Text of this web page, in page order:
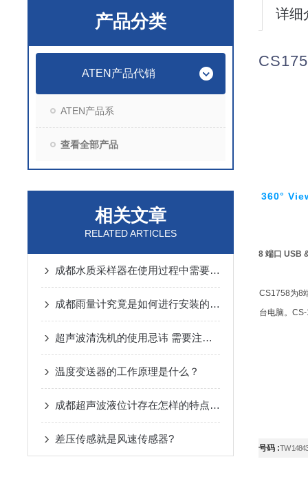
产品分类
ATEN产品代销
ATEN产品系
查看全部产品
相关文章
RELATED ARTICLES
成都水质采样器在使用过程中需要留意以下几点
成都雨量计究竟是如何进行安装的呢？
超声波清洗机的使用忌讳 需要注意什么
温度变送器的工作原理是什么？
成都超声波液位计存在怎样的特点呢？
差压传感就是风速传感器?
详细
CS
360°
8 端口 USB
CS1758为8
台电脑。
号码 :TW